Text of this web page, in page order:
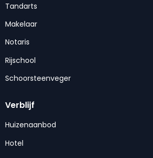
Tandarts
Makelaar
Notaris
Rijschool
Schoorsteenveger
Verblijf
Huizenaanbod
Hotel